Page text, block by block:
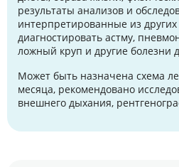
результаты анализов и
интерпретированные из
диагностировать астму,
ложный круп и другие болезни
Может быть назначена схема
месяца, рекомендовано
внешнего дыхания,